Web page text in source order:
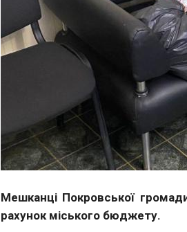
Мешканці Покровської
рахунок міського бюджету.